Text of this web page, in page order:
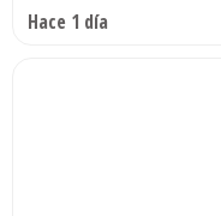
Hace 1 día